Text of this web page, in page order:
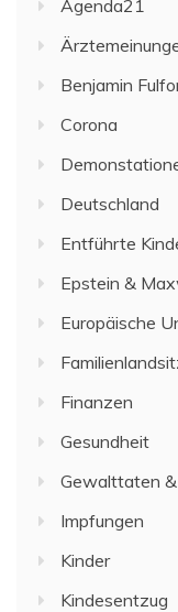
Agenda21
Benjamin
Corona
Deutschland
Entführte
Epstein &
Europäische
Finanzen
Gesundheit
Gewalttaten
Impfungen
Kinder
Kindesentzug